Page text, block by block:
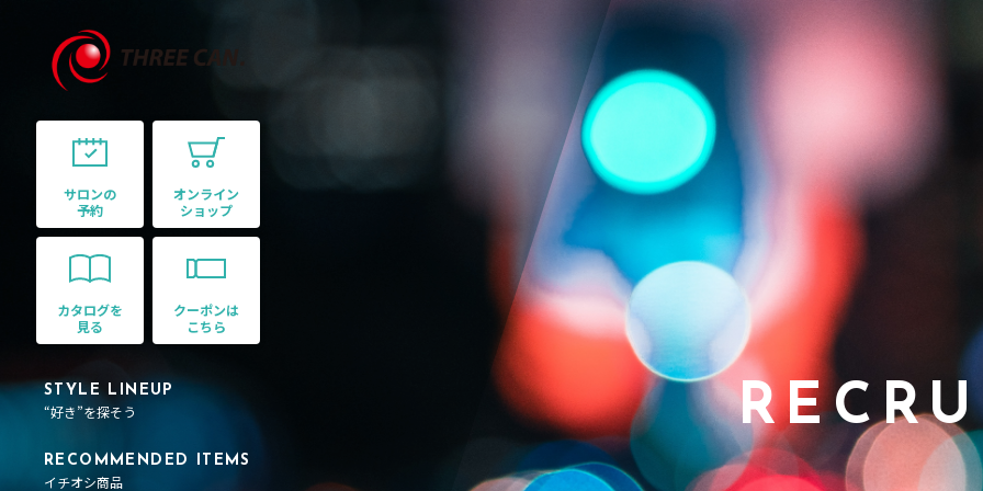
サロンの
予約
オンライン
ショップ
カタログを
見る
クーポンは
こちら
STYLE LINEUP
“好き”を探そう
RECOMMENDED ITEMS
イチオシ商品